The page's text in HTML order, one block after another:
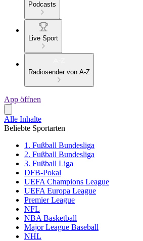
Podcasts
Live Sport
Radiosender von A-Z
App öffnen
Alle Inhalte
Beliebte Sportarten
1. Fußball Bundesliga
2. Fußball Bundesliga
3. Fußball Liga
DFB-Pokal
UEFA Champions League
UEFA Europa League
Premier League
NFL
NBA Basketball
Major League Baseball
NHL